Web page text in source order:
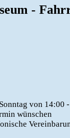
-
von 14:00
wünschen